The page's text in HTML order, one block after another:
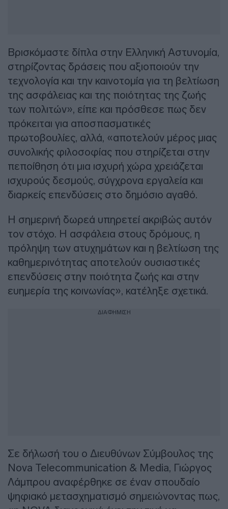
Βρισκόμαστε δίπλα στην Ελληνική Αστυνομία,
στηρίζοντας δράσεις που αξιοποιούν την
τεχνολογία και την καινοτομία για τη βελτίωση
της ασφάλειας και της ποιότητας της ζωής
των πολιτών», είπε και πρόσθεσε πως δεν
πρόκειται για αποσπασματικές
πρωτοβουλίες, αλλά, «αποτελούν μέρος μιας
συνολικής φιλοσοφίας που στηρίζεται στην
πεποίθηση ότι μια ισχυρή χώρα χρειάζεται
ισχυρούς δεσμούς, σύγχρονα εργαλεία και
διαρκείς επενδύσεις στο δημόσιο αγαθό.
Η σημερινή δωρεά υπηρετεί ακριβώς αυτόν
τον στόχο. Η ασφάλεια στους δρόμους, η
πρόληψη των ατυχημάτων και η βελτίωση της
καθημερινότητας αποτελούν ουσιαστικές
επενδύσεις στην ποιότητα ζωής και στην
ευημερία της κοινωνίας», κατέληξε σχετικά.
ΔΙΑΦΗΜΙΣΗ
Σε δήλωσή του ο Διευθύνων Σύμβουλος της
Nova Telecommunication & Media, Γιώργος
Λάμπρου αναφέρθηκε σε έναν σπουδαίο
ψηφιακό μετασχηματισμό σημειώνοντας πως,